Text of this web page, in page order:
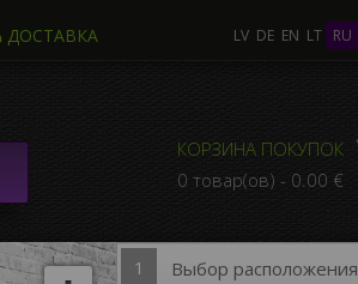
LV DE EN LT RU
ДОСТАВКА
КОРЗИНА ПОКУПОК
0 товар(ов) - 0.00 €
1 Выбор расположения
КОЛЛАЖ / КОМПОЗИЦИЯ из
нескольких Фото